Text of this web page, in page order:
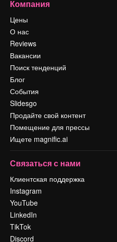
Компания
Цены
О нас
Reviews
Вакансии
Поиск тенденций
Блог
События
Slidesgo
Продайте свой контент
Помещение для прессы
Ищете magnific.ai
Связаться с нами
Клиентская поддержка
Instagram
YouTube
LinkedIn
TikTok
Discord